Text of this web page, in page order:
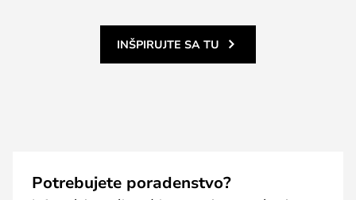
INŠPIRUJTE SA TU
Potrebujete poradenstvo?